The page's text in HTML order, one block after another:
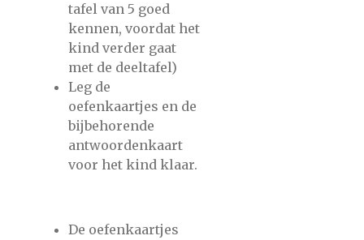
tafel van 5 goed
kennen, voordat het
kind verder gaat
met de deeltafel)
Leg de
oefenkaartjes en de
bijbehorende
antwoordenkaart
voor het kind klaar.
De oefenkaartjes